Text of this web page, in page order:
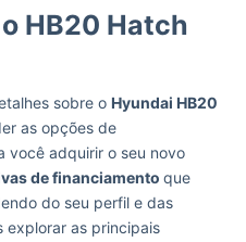
HB20 Hatch
sobre o Hyundai HB20
as opções de
você adquirir o seu novo
de financiamento que
do seu perfil e das
explorar as principais